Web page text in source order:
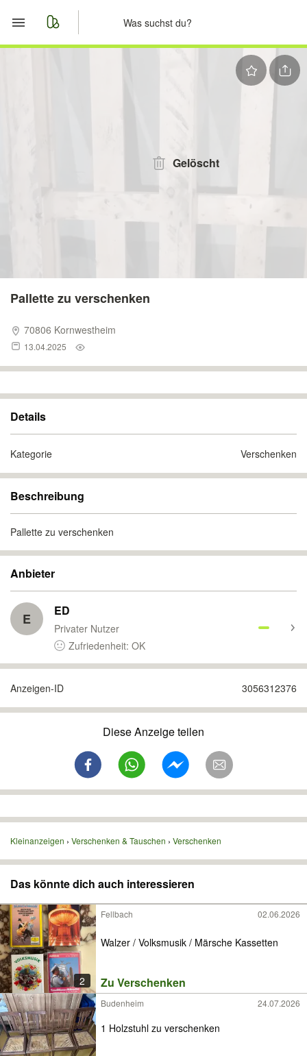
Gelöscht
Pallette zu verschenken
70806 Kornwestheim
13.04.2025
Details
Kategorie Verschenken
Beschreibung
Pallette zu verschenken
Anbieter
E ED
Privater Nutzer
Zufriedenheit: OK
Anzeigen-ID 3056312376
Diese Anzeige teilen
Kleinanzeigen Verschenken & Tauschen Verschenken
Das könnte dich auch interessieren
2
Fellbach 02.06.2026
Walzer / Volksmusik / Märsche Kassetten
Zu Verschenken
Budenheim 24.07.2026
1 Holzstuhl zu verschenken